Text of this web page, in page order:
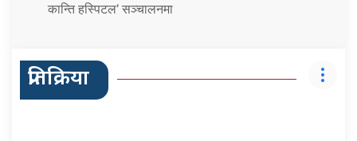
कान्ति हस्पिटल’ सञ्चालनमा
प्रतिक्रिया